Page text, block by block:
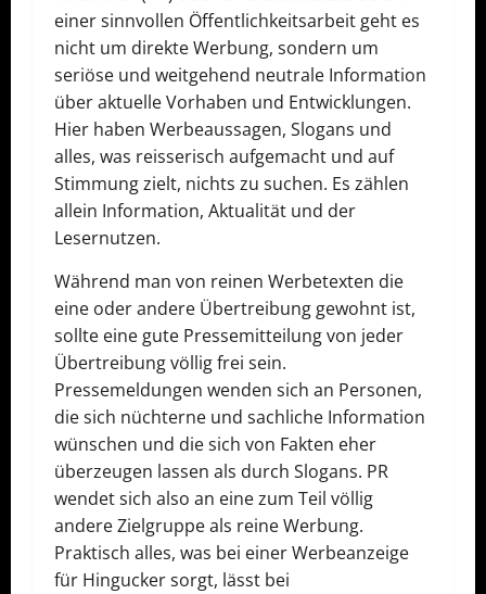
einer sinnvollen Öffentlichkeitsarbeit geht es
nicht um direkte Werbung, sondern um
seriöse und weitgehend neutrale Information
über aktuelle Vorhaben und Entwicklungen.
Hier haben Werbeaussagen, Slogans und
alles, was reisserisch aufgemacht und auf
Stimmung zielt, nichts zu suchen. Es zählen
allein Information, Aktualität und der
Lesernutzen.
Während man von reinen Werbetexten die
eine oder andere Übertreibung gewohnt ist,
sollte eine gute Pressemitteilung von jeder
Übertreibung völlig frei sein.
Pressemeldungen wenden sich an Personen,
die sich nüchterne und sachliche Information
wünschen und die sich von Fakten eher
überzeugen lassen als durch Slogans. PR
wendet sich also an eine zum Teil völlig
andere Zielgruppe als reine Werbung.
Praktisch alles, was bei einer Werbeanzeige
für Hingucker sorgt, lässt bei